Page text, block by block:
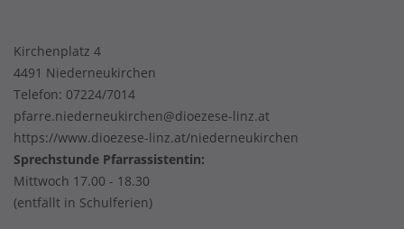
Kirchenplatz 4
4491 Niederneukirchen
Telefon: 07224/7014
pfarre.niederneukirchen@dioezese-linz.at
https://www.dioezese-linz.at/niederneukirchen
Sprechstunde Pfarrassistentin:
Mittwoch 17.00 - 18.30
(entfällt in Schulferien)